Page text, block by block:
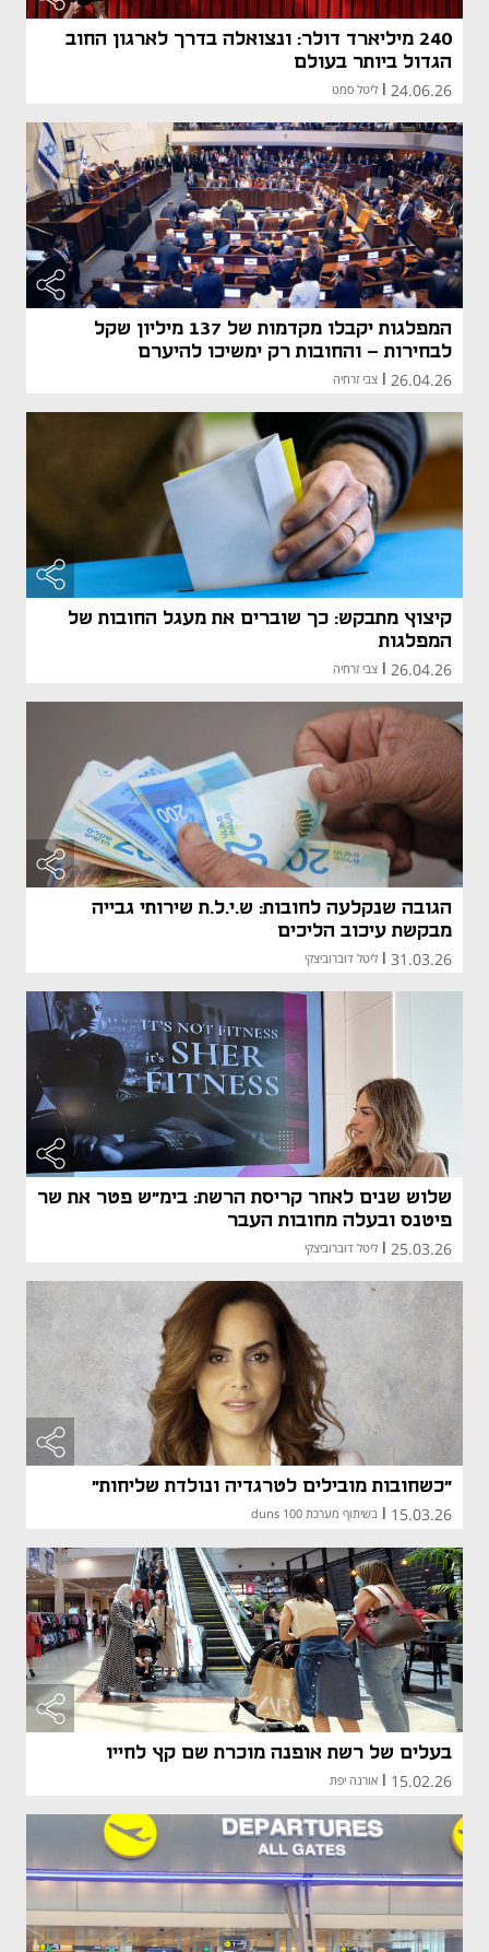
240 מיליארד דולר: ונצואלה בדרך לארגון החוב
הגדול ביותר בעולם
24.06.26 ליטל סמט
המפלגות יקבלו מקדמות של 137 מיליון שקל
לבחירות - והחובות רק ימשיכו להיערם
26.04.26 צבי זרחיה
קיצוץ מתבקש: כך שוברים את מעגל החובות של
המפלגות
26.04.26 צבי זרחיה
הגובה שנקלעה לחובות: ש.י.ל.ת שירותי גבייה
מבקשת עיכוב הליכים
31.03.26
| ליטל דוברוביצקי
שלוש שנים לאחר קריסת הרשת: בימ"ש פטר את שר
פיטנס ובעלה מחובות העבר
25.03.26
| ליטל דוברוביצקי
"כשחובות מובילים לטרגדיה ונולדת שליחות"
15.03.26 בשיתוף מערכת duns 100
בעלים של רשת אופנה מוכרת שם קץ לחייו
15.02.26 אורנה יפת